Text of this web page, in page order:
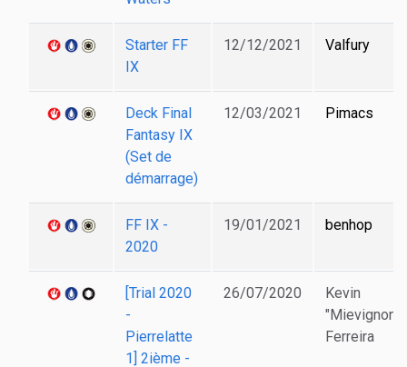
Starter FF
IX
12/12/2021 Valfury
Deck Final
Fantasy IX
(Set de
démarrage)
12/03/2021 Pimacs
FF IX -
2020
19/01/2021 benhop
[Trial 2020
-
Pierrelatte
1] 2ième -
26/07/2020
Kevin
"Mievignon"
Ferreira